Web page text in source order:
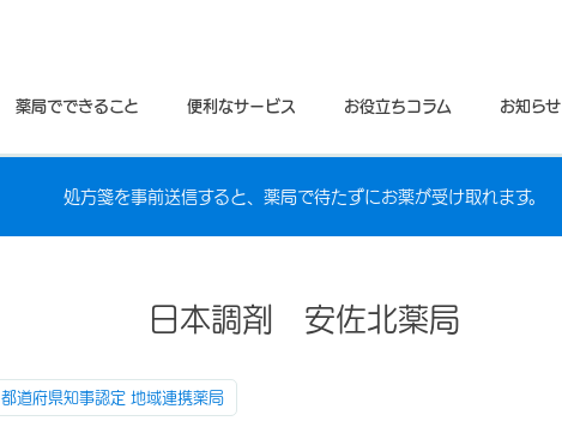
薬局でできること 便利なサービス お役立ちコラム お知らせ
処方箋を事前送信すると、薬局で待たずにお薬が受け取れます。
日本調剤 安佐北薬局
都道府県知事認定 地域連携薬局